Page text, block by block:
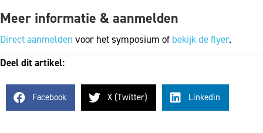
Meer informatie & aanmelden
Direct aanmelden voor het symposium of bekijk de flyer.
Deel dit artikel:
Facebook X (Twitter) Linkedin